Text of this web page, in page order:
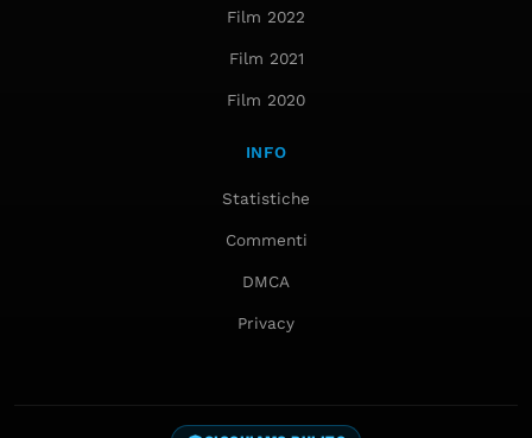
Film 2022
Film 2021
Film 2020
INFO
Statistiche
Commenti
DMCA
Privacy